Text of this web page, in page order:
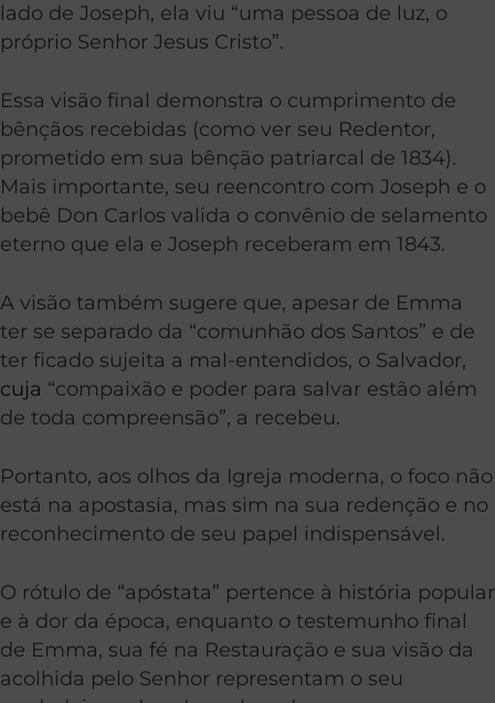
lado de Joseph, ela viu “uma pessoa de luz, o
próprio Senhor Jesus Cristo”.
Essa visão final demonstra o cumprimento de
bênçãos recebidas (como ver seu Redentor,
prometido em sua bênção patriarcal de 1834).
Mais importante, seu reencontro com Joseph e o
bebê Don Carlos valida o convênio de selamento
eterno que ela e Joseph receberam em 1843.
A visão também sugere que, apesar de Emma
ter se separado da “comunhão dos Santos” e de
ter ficado sujeita a mal-entendidos, o Salvador,
cuja “compaixão e poder para salvar estão além
de toda compreensão”, a recebeu.
Portanto, aos olhos da Igreja moderna, o foco não
está na apostasia, mas sim na sua redenção e no
reconhecimento de seu papel indispensável.
O rótulo de “apóstata” pertence à história popular
e à dor da época, enquanto o testemunho final
de Emma, sua fé na Restauração e sua visão da
acolhida pelo Senhor representam o seu